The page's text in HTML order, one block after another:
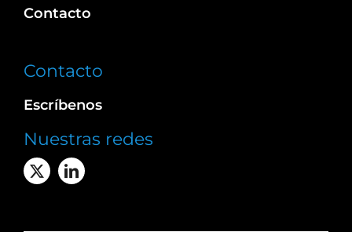
Contacto
Contacto
Escríbenos
Nuestras redes